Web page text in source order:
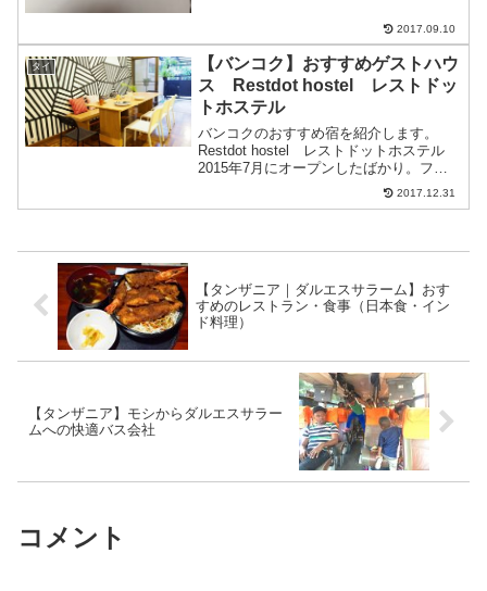
2017.09.10
タイ
【バンコク】おすすめゲストハウ
ス Restdot hostel レストドッ
トホステル
バンコクのおすすめ宿を紹介します。
Restdot hostel レストドットホステル
2015年7月にオープンしたばかり。フレ
ンドリーな二人のオーナーを中心にゲス
トみんなが仲良くなれる、そんなゲスト
2017.12.31
【タンザニア｜ダルエスサラーム】おす
すめのレストラン・食事（日本食・イン
ド料理）
【タンザニア】モシからダルエスサラー
ムへの快適バス会社
コメント